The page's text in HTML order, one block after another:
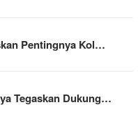
Pentingnya Kol…
Tegaskan Dukung…